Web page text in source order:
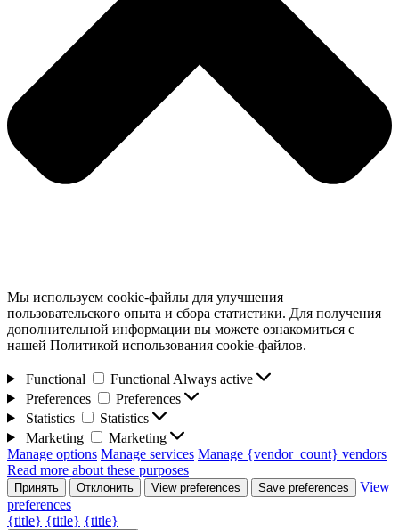
Мы используем cookie-файлы для улучшения
пользовательского опыта и сбора статистики. Для получения
дополнительной информации вы можете ознакомиться с
нашей Политикой использования cookie-файлов.
Functional Functional Always active
Preferences
Preferences
Statistics
Statistics
Marketing
Marketing
Manage options Manage services Manage {vendor_count} vendors
Read more about these purposes
Принять Отклонить View preferences Save preferences
View
preferences
{title} {title} {title}